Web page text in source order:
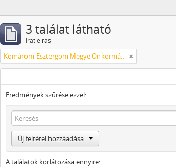
3 találat látható
Iratleírás
Komárom-Esztergom Megye Önkormányzati Hivatala Bélyeggyűjtő Egyesülete Tatabánya
Eredmények szűrése ezzel:
Új feltétel hozzáadása
A találatok korlátozása ennyire: